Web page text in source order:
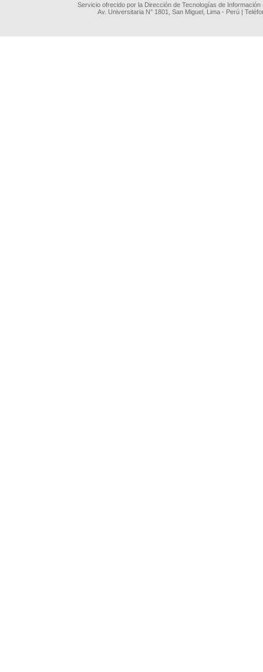
Servicio ofrecido por la Dirección de Tecnologías de
Av. Universitaria N° 1801, San Miguel, Lima - Perú |